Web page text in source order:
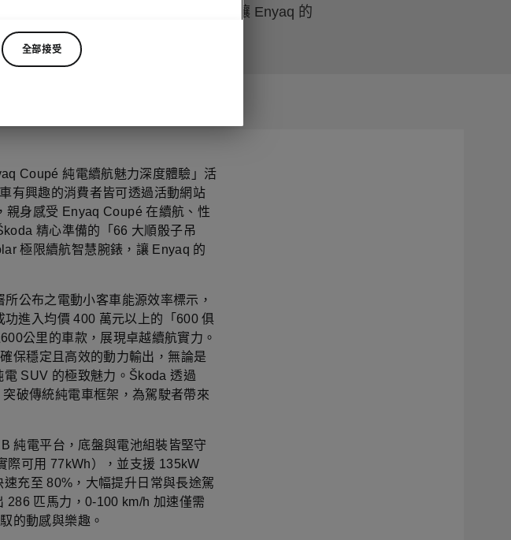
Fēnix 8, Solar 極限續航智慧腕錶，讓 Enyaq 的
Coupé 純電續航魅力深度體驗」活
有興趣的消費者皆可透過活動網站
親身感受 Enyaq Coupé 在續航、性
精心準備的「66 大順骰子吊
極限續航智慧腕錶，讓 Enyaq 的
公布之電動小客車能源效率標示，
進入均價 400 萬元以上的「600 俱
公里的車款，展現卓越續航實力。
保穩定且高效的動力輸出，無論是
電 SUV 的極致魅力。Škoda 透過
破傳統純電車框架，為駕駛者帶來
純電平台，底盤與電池組裝皆堅守
際可用 77kWh），並支援 135kW
充至 80%，大幅提升日常與長途駕
286 匹馬力，0-100 km/h 加速僅需
的動感與樂趣。
全部接受